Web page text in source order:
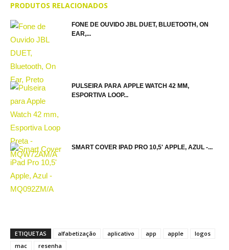
PRODUTOS RELACIONADOS
FONE DE OUVIDO JBL DUET, BLUETOOTH, ON
EAR,...
PULSEIRA PARA APPLE WATCH 42 MM,
ESPORTIVA LOOP...
SMART COVER IPAD PRO 10,5' APPLE, AZUL -...
ETIQUETAS alfabetização aplicativo app apple
logos
mac
resenha